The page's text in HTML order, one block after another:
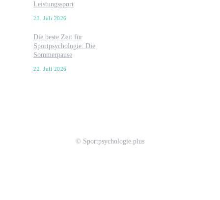
Leistungssport
23. Juli 2026
Die beste Zeit für
Sportpsychologie: Die
Sommerpause
22. Juli 2026
© Sportpsychologie.plus